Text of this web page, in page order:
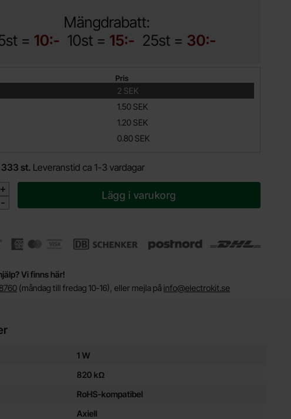
Mängdrabatt:
= 10:- 10st = 15:- 25st = 30:-
Pris
2 SEK
1.50 SEK
1.20 SEK
0.80 SEK
st. Leveranstid ca 1-3 vardagar
+
-
Lägg i varukorg
Vi finns här!
(måndag till fredag 10-16), eller mejla på info@electrokit.se
för denna produkt
1 W
820 kΩ
RoHS-kompatibel
Axiell